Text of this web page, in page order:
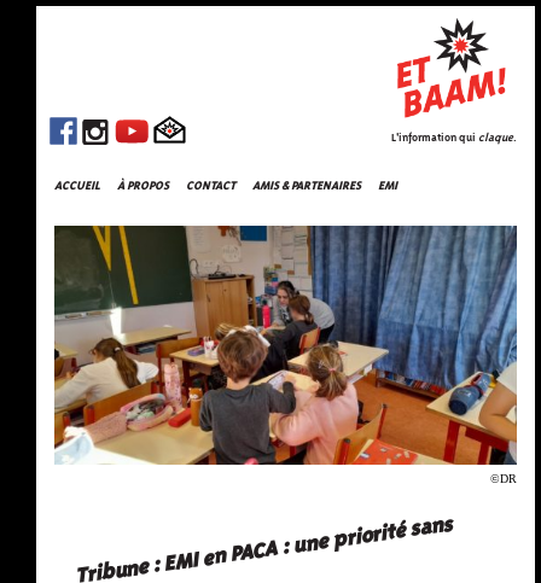
ACCUEIL À PROPOS CONTACT AMIS & PARTENAIRES EMI
L'information qui claque.
©DR
Tribune : EMI en PACA : une priorité sans